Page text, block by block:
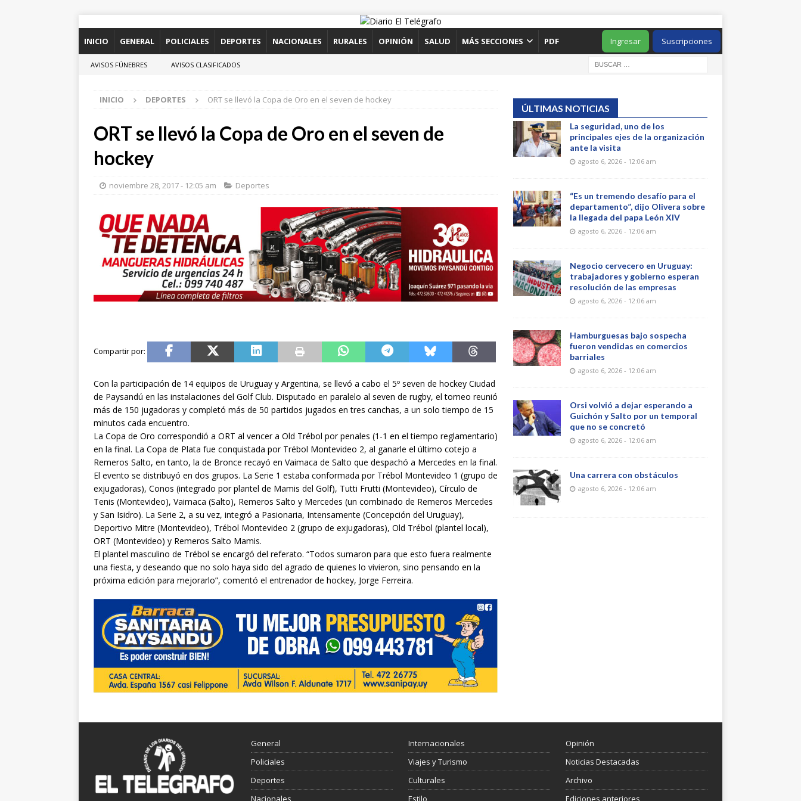
INICIO GENERAL POLICIALES DEPORTES NACIONALES RURALES OPINIÓN SALUD MÁS SECCIONES PDF Suscripciones
Ingresar
AVISOS FÚNEBRES AVISOS CLASIFICADOS
INICIO DEPORTES ORT se llevó la Copa de Oro en el seven de hockey
ORT se llevó la Copa de Oro en el seven de
hockey
noviembre 28, 2017 - 12:05 am Deportes
Con la participación de 14 equipos de Uruguay y Argentina, se llevó a cabo el 5º seven de hockey Ciudad
de Paysandú en las instalaciones del Golf Club. Disputado en paralelo al seven de rugby, el torneo reunió
más de 150 jugadoras y completó más de 50 partidos jugados en tres canchas, a un solo tiempo de 15
minutos cada encuentro.
La Copa de Oro correspondió a ORT al vencer a Old Trébol por penales (1-1 en el tiempo reglamentario)
en la final. La Copa de Plata fue conquistada por Trébol Montevideo 2, al ganarle el último cotejo a
Remeros Salto, en tanto, la de Bronce recayó en Vaimaca de Salto que despachó a Mercedes en la final.
El evento se distribuyó en dos grupos. La Serie 1 estaba conformada por Trébol Montevideo 1 (grupo de
exjugadoras), Conos (integrado por plantel de Mamis del Golf), Tutti Frutti (Montevideo), Círculo de
Tenis (Montevideo), Vaimaca (Salto), Remeros Salto y Mercedes (un combinado de Remeros Mercedes
y San Isidro). La Serie 2, a su vez, integró a Pasionaria, Intensamente (Concepción del Uruguay),
Deportivo Mitre (Montevideo), Trébol Montevideo 2 (grupo de exjugadoras), Old Trébol (plantel local),
ORT (Montevideo) y Remeros Salto Mamis.
El plantel masculino de Trébol se encargó del referato. “Todos sumaron para que esto fuera realmente
una fiesta, y deseando que no solo haya sido del agrado de quienes lo vivieron, sino pensando en la
próxima edición para mejorarlo”, comentó el entrenador de hockey, Jorge Ferreira.
ÚLTIMAS NOTICIAS
La seguridad, uno de los
principales ejes de la organización
ante la visita
agosto 6, 2026 - 12:06 am
“Es un tremendo desafío para el
departamento”, dijo Olivera sobre
la llegada del papa León XIV
agosto 6, 2026 - 12:06 am
Negocio cervecero en Uruguay:
trabajadores y gobierno esperan
resolución de las empresas
agosto 6, 2026 - 12:06 am
Hamburguesas bajo sospecha
fueron vendidas en comercios
barriales
agosto 6, 2026 - 12:06 am
Orsi volvió a dejar esperando a
Guichón y Salto por un temporal
que no se concretó
agosto 6, 2026 - 12:06 am
Una carrera con obstáculos
agosto 6, 2026 - 12:06 am
General
Policiales
Deportes
Nacionales
Internacionales
Viajes y Turismo
Culturales
Estilo
Opinión
Noticias Destacadas
Archivo
Ediciones anteriores